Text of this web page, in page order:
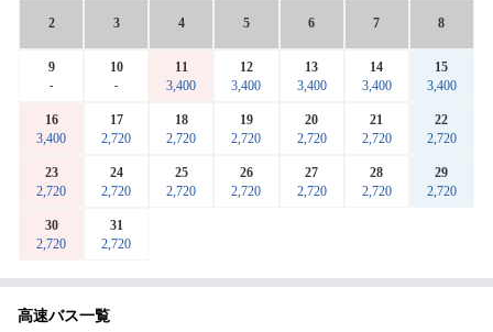
2 3 4 5 6 7 8
9
-
10
-
11
3,400
12
3,400
13
3,400
14
3,400
15
3,400
16
3,400
17
2,720
18
2,720
19
2,720
20
2,720
21
2,720
22
2,720
23
2,720
24
2,720
25
2,720
26
2,720
27
2,720
28
2,720
29
2,720
30
2,720
31
2,720
高速バス一覧